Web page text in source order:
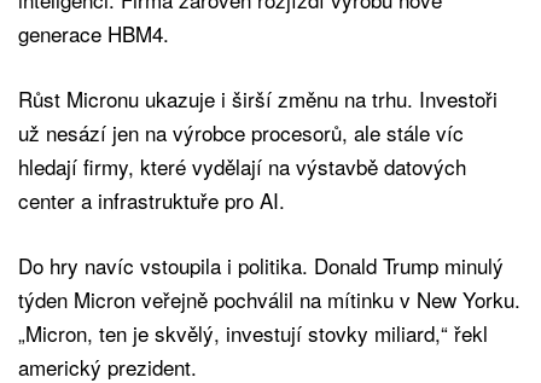
generace HBM4.
Růst Micronu ukazuje i širší změnu na trhu. Investoři
už nesází jen na výrobce procesorů, ale stále víc
hledají firmy, které vydělají na výstavbě datových
center a infrastruktuře pro AI.
Do hry navíc vstoupila i politika. Donald Trump minulý
týden Micron veřejně pochválil na mítinku v New Yorku.
„Micron, ten je skvělý, investují stovky miliard,“ řekl
americký prezident.